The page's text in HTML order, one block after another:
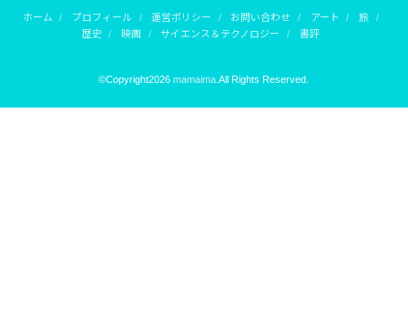
ホーム プロフィール 運営ポリシー お問い合わせ アート
旅
歴史
映画 サイエンス＆テクノロジー 書評
©Copyright2026mamaima .All Rights Reserved.